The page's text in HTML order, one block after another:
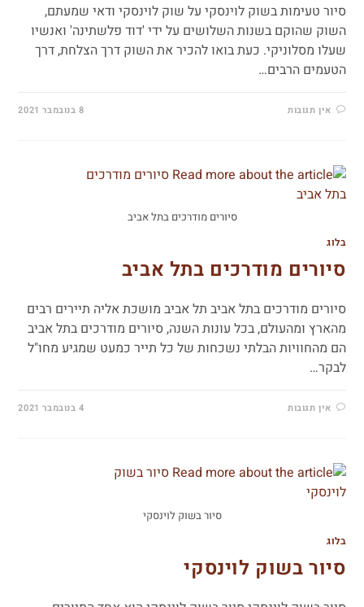
סיור טעימות בשוק לוינסקי על שוק לוינסקי ודאי שמעתם,
השוק שהוקם בשנות השלושים על ידי 'דוד פלשתינה' ואנשיו
שעלו מסלוניקי. כעת בואו להכיר את השוק דרך הצלחת, דרך
הטעמים הרבים…
אין תגובות 8 בנובמבר 2021
סיורים מודרכים בתל אביב
בלוג
סיורים מודרכים בתל אביב
סיורים מודרכים בתל אביב תל אביב מושכת אליה תיירים רבים
מהארץ ומהעולם, בכל עונות השנה, סיורים מודרכים בתל אביב
הם מהחוויות הבלתי נשכחות של כל תייר כמעט שמגיע מחו"ל
לבקר…
אין תגובות 4 בנובמבר 2021
סיור בשוק לוינסקי
בלוג
סיור בשוק לוינסקי